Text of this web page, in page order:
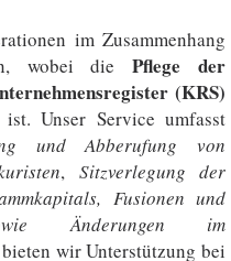
im Zusammenhang
wobei diePflege der
(KRS)
Unser Service umfasst
und Abberufung von
, Sitzverlegung der
, Fusionen und
Änderungen im
wir Unterstützung bei